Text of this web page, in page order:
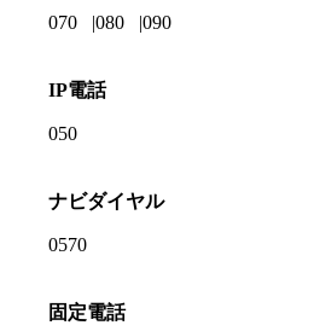
070 080 090
IP電話
050
ナビダイヤル
0570
固定電話